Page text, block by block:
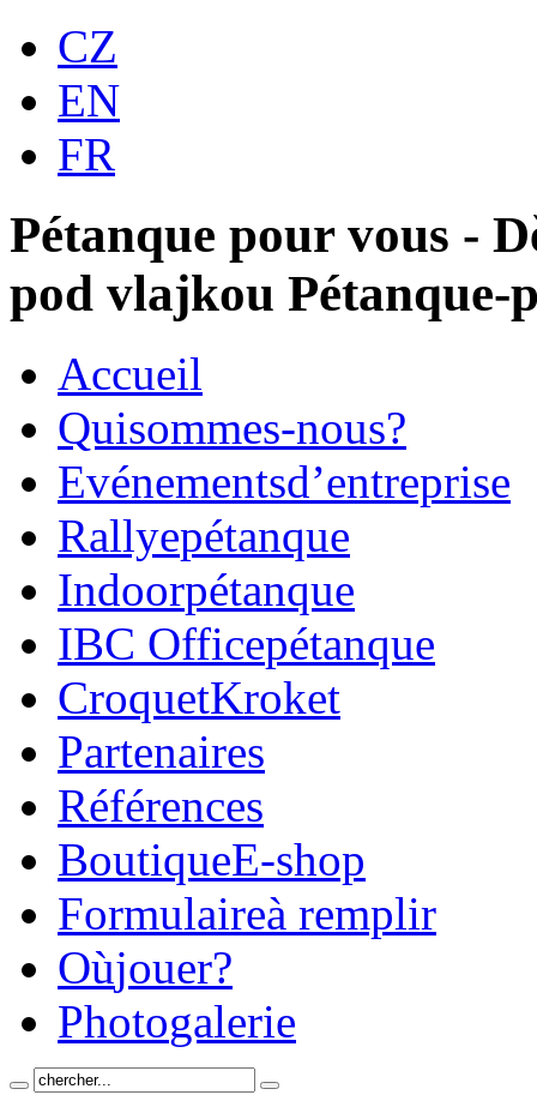
CZ
EN
FR
Pétanque pour vous -
pod vlajkou Pétanque-
Accueil
Quisommes-nous?
Evénementsd’entreprise
Rallyepétanque
Indoorpétanque
IBC Officepétanque
CroquetKroket
Partenaires
Références
BoutiqueE-shop
Formulaireà remplir
Oùjouer?
Photogalerie